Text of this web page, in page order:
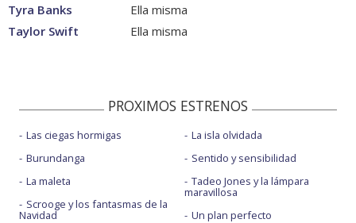
Tyra Banks
Ella misma
Taylor Swift
Ella misma
PROXIMOS ESTRENOS
Las ciegas hormigas
Burundanga
La maleta
Scrooge y los fantasmas de la
Navidad
La isla olvidada
Sentido y sensibilidad
Tadeo Jones y la lámpara
maravillosa
Un plan perfecto